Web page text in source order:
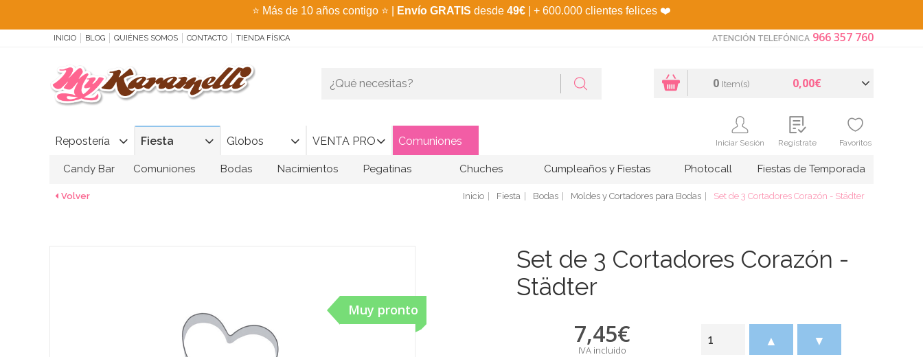
⭐ Más de 10 años contigo ⭐ Envío GRATIS desde 49€ | + 600.000 clientes felices ❤️
INICIO BLOG QUIÉNES SOMOS CONTACTO TIENDA FÍSICA ATENCIÓN TELEFÓNICA 966 357 760
Repostería Fiesta Globos VENTA PRO Comuniones
0 Item(s) 0,00€
Iniciar Sesión Regístrate Favoritos
Candy Bar Comuniones Bodas Nacimientos Pegatinas Chuches Cumpleaños y Fiestas Photocall Fiestas de Temporada
Volver Inicio Fiesta Bodas Moldes y Cortadores para Bodas Set de 3 Cortadores Corazón - Städter
Muy pronto
Set de 3 Cortadores Corazón -
Städter
7,45€
IVA incluido
▲ ▼